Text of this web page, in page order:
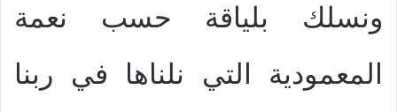
ونسلك بلياقة حسب نعمة
المعمودية التي نلناها في ربنا